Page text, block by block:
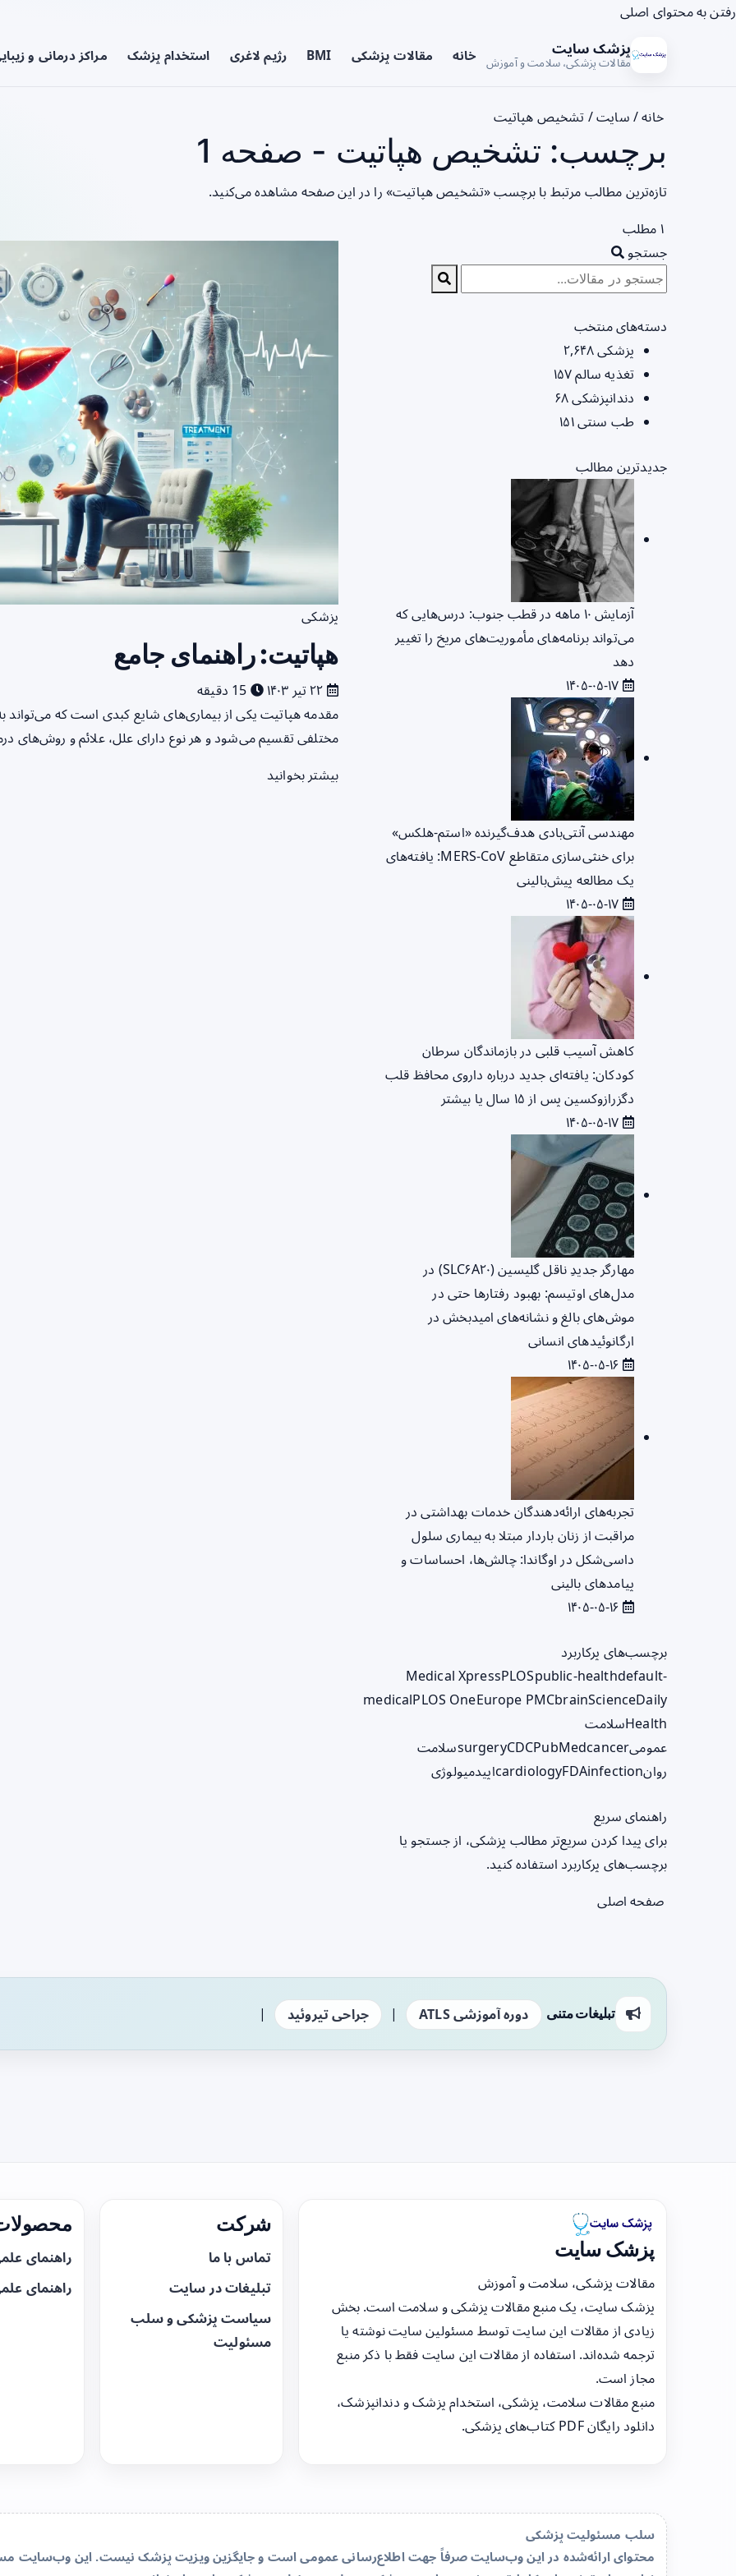
رفتن به محتوای اصلی
پزشک سایت
مقالات پزشکی، سلامت و آموزش خانه مقالات پزشکی BMI رژیم لاغری استخدام پزشک مراکز درمانی و
خانه/ سایت/ تشخیص هپاتیت
برچسب: تشخیص هپاتیت - صفحه 1
تازه‌ترین مطالب مرتبط با برچسب «تشخیص هپاتیت» را در این صفحه مشاهده می‌کنید.
۱ مطلب
پزشکی
هپاتیت: راهنمای جامع
مقدمه هپاتیت یکی از بیماری‌های شایع کبدی است که می‌تواند
مختلفی تقسیم می‌شود و هر نوع دارای علل، علائم و روش‌های
بیشتر بخوانید
جستجو
دسته‌های منتخب
پزشکی۲,۶۴۸
تغذیه سالم۱۵۷
دندانپزشکی۶۸
طب سنتی۱۵۱
جدیدترین مطالب
آزمایش ۱۰ ماهه در قطب جنوب: درس‌هایی که
می‌تواند برنامه‌های مأموریت‌های مریخ را تغییر
دهد
مهندسی آنتی‌بادی هدف‌گیرنده «استم-هلکس»
برای خنثی‌سازی متقاطع MERS-CoV: یافته‌های
یک مطالعه پیش‌بالینی
کاهش آسیب قلبی در بازماندگان سرطان
کودکان: یافته‌ای جدید درباره داروی محافظ قلب
دگزرازوکسین پس از ۱۵ سال یا بیشتر
مهارگر جدیدِ ناقل گلیسین (SLC۶A۲۰) در
مدل‌های اوتیسم: بهبود رفتارها حتی در
موش‌های بالغ و نشانه‌های امیدبخش در
ارگانوئیدهای انسانی
تجربه‌های ارائه‌دهندگان خدمات بهداشتی در
مراقبت از زنان باردار مبتلا به بیماری سلول
داسی‌شکل در اوگاندا: چالش‌ها، احساسات و
پیامدهای بالینی
برچسب‌های پرکاربرد
Medical XpressPLOSpublic-healthdefault-
medicalPLOS OneEurope PMCbrainScienceDaily
Healthسلامت
عمومی
surgeryCDCPubMedcancer
سلامت
روان
cardiologyFDAinfection اپیدمیولوژی
راهنمای سریع
برای پیدا کردن سریع‌تر مطالب پزشکی، از جستجو یا
برچسب‌های پرکاربرد استفاده کنید.
صفحه اصلی
تبلیغات متنی دوره آموزشی ATLS | جراحی تیروئید |
پزشک سایت
مقالات پزشکی، سلامت و آموزش
پزشک سایت، یک منبع مقالات پزشکی و سلامت است. بخش
زیادی از مقالات این سایت توسط مسئولین سایت نوشته یا
ترجمه شده‌اند. استفاده از مقالات این سایت فقط با ذکر منبع
مجاز است.
منبع مقالات سلامت، پزشکی، استخدام پزشک و دندانپزشک،
دانلود رایگان PDF کتاب‌های پزشکی.
شرکت
تماس با ما
تبلیغات در سایت
سیاست پزشکی و سلب
مسئولیت
راهنمای
راهنمای
سلب مسئولیت پزشکی
محتوای ارائه‌شده در این وب‌سایت صرفاً جهت اطلاع‌رسانی عمومی است و جایگزین ویزیت پزشک نیست. این وب‌سایت